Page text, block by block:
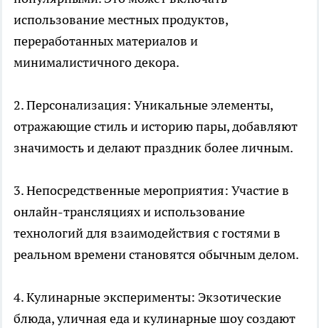
использование местных продуктов,
переработанных материалов и
минималистичного декора.
2. Персонализация: Уникальные элементы,
отражающие стиль и историю пары, добавляют
значимость и делают праздник более личным.
3. Непосредственные мероприятия: Участие в
онлайн-трансляциях и использование
технологий для взаимодействия с гостями в
реальном времени становятся обычным делом.
4. Кулинарные эксперименты: Экзотические
блюда, уличная еда и кулинарные шоу создают